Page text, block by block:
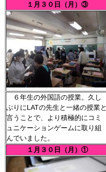
１月３０日（月）③
６年生の外国語の授業。久し
ぶりにLATの先生と一緒の授業と
言うことで、より積極的にコミ
ュニケーションゲームに取り組
んでいました。
１月３０日（月）①